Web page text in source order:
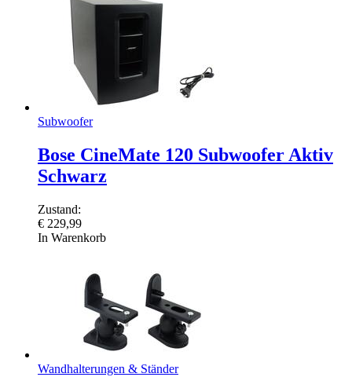
Subwoofer
Bose CineMate 120 Subwoofer Aktiv
Schwarz
Zustand:
€ 229,99
In Warenkorb
Wandhalterungen & Ständer